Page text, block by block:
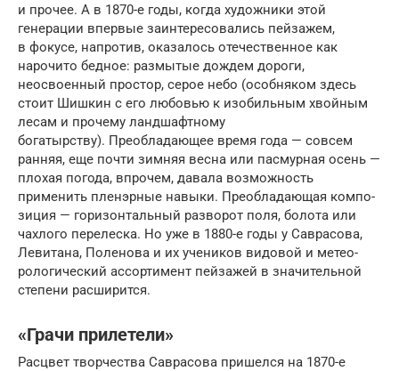
и прочее. А в 1870-е годы, когда художники этой
генерации впервые заинтересовались пейзажем,
в фокусе, напротив, оказалось отечественное как
нарочито бедное: размытые дождем дороги,
неосвоенный простор, серое небо (особняком здесь
стоит Шишкин с его любовью к изобильным хвойным
лесам и прочему ландшафтному
богатырству). Преобладающее время года — совсем
ранняя, еще почти зимняя весна или пасмурная осень —
плохая погода, впрочем, давала возможность
применить пленэрные навыки. Преобладающая компо­
зиция — горизонтальный разворот поля, болота или
чахлого перелеска. Но уже в 1880-е годы у Саврасова,
Левитана, Поленова и их учеников видовой и метео­
рологический ассортимент пейзажей в значительной
степени расширится.
«Грачи прилетели»
Расцвет творчества Саврасова пришелся на 1870-е